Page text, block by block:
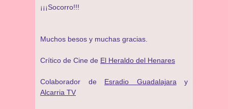
¡¡¡Socorro!!!
Muchos besos y muchas gracias.
Crítico de Cine de El Heraldo del Henares
Colaborador de Esradio Guadalajara y
Alcarria TV